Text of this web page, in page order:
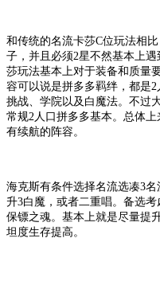
和传统的名流卡莎C位玩法相
子，并且必须2星不然基本上
莎玩法基本上对于装备和质量
容可以说是拼多多羁绊，都是2
挑战、学院以及白魔法。不过
常规2人口拼多多基本。总体
有续航的阵容。
海克斯有条件选择名流选凑3名
升3白魔，或者二重唱。备选
保镖之魂。基本上就是尽量提
坦度生存提高。